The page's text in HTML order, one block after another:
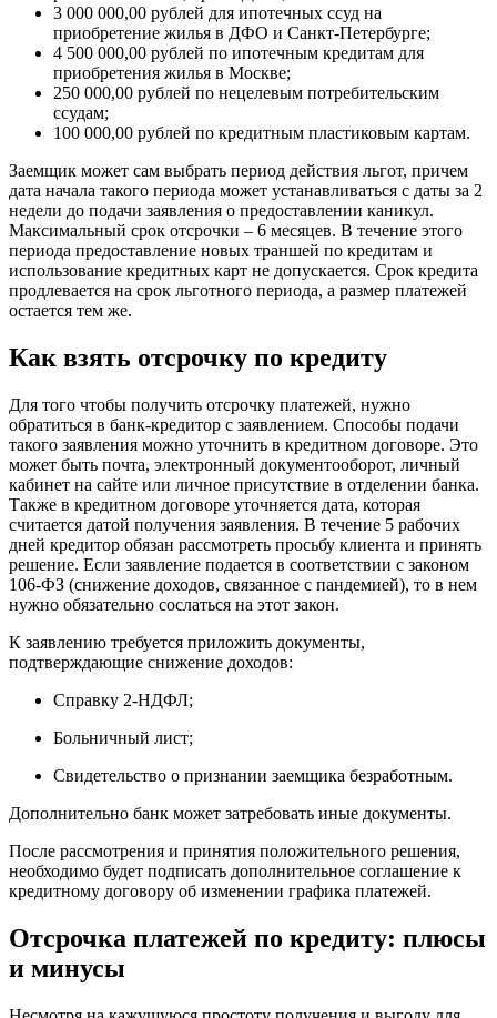
3 000 000,00 рублей для ипотечных ссуд на
приобретение жилья в ДФО и Санкт-Петербурге;
4 500 000,00 рублей по ипотечным кредитам для
приобретения жилья в Москве;
250 000,00 рублей по нецелевым потребительским
ссудам;
100 000,00 рублей по кредитным пластиковым картам.
Заемщик может сам выбрать период действия льгот, причем
дата начала такого периода может устанавливаться с даты за 2
недели до подачи заявления о предоставлении каникул.
Максимальный срок отсрочки – 6 месяцев. В течение этого
периода предоставление новых траншей по кредитам и
использование кредитных карт не допускается. Срок кредита
продлевается на срок льготного периода, а размер платежей
остается тем же.
Как взять отсрочку по кредиту
Для того чтобы получить отсрочку платежей, нужно
обратиться в банк-кредитор с заявлением. Способы подачи
такого заявления можно уточнить в кредитном договоре. Это
может быть почта, электронный документооборот, личный
кабинет на сайте или личное присутствие в отделении банка.
Также в кредитном договоре уточняется дата, которая
считается датой получения заявления. В течение 5 рабочих
дней кредитор обязан рассмотреть просьбу клиента и принять
решение. Если заявление подается в соответствии с законом
106-ФЗ (снижение доходов, связанное с пандемией), то в нем
нужно обязательно сослаться на этот закон.
К заявлению требуется приложить документы,
подтверждающие снижение доходов:
Справку 2-НДФЛ;
Больничный лист;
Свидетельство о признании заемщика безработным.
Дополнительно банк может затребовать иные документы.
После рассмотрения и принятия положительного решения,
необходимо будет подписать дополнительное соглашение к
кредитному договору об изменении графика платежей.
Отсрочка платежей по кредиту: плюсы
и минусы